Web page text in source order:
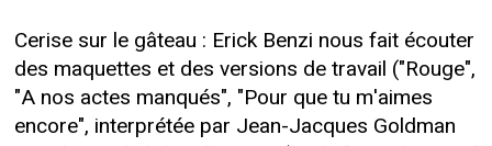
Cerise sur le gâteau : Erick Benzi nous fait écouter
des maquettes et des versions de travail ("Rouge",
"A nos actes manqués", "Pour que tu m'aimes
encore", interprétée par Jean-Jacques Goldman